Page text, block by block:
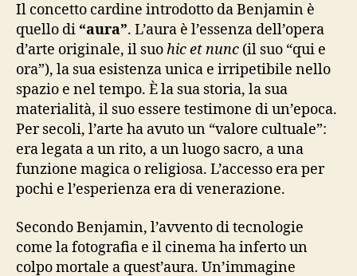
Il concetto cardine introdotto da Benjamin è
quello di “aura”. L’aura è l’essenza dell’opera
d’arte originale, il suohic et nunc (il suo “qui e
ora”), la sua esistenza unica e irripetibile nello
spazio e nel tempo. È la sua storia, la sua
materialità, il suo essere testimone di un’epoca.
Per secoli, l’arte ha avuto un “valore cultuale”:
era legata a un rito, a un luogo sacro, a una
funzione magica o religiosa. L’accesso era per
pochi e l’esperienza era di venerazione.
Secondo Benjamin, l’avvento di tecnologie
come la fotografia e il cinema ha inferto un
colpo mortale a quest’aura. Un’immagine